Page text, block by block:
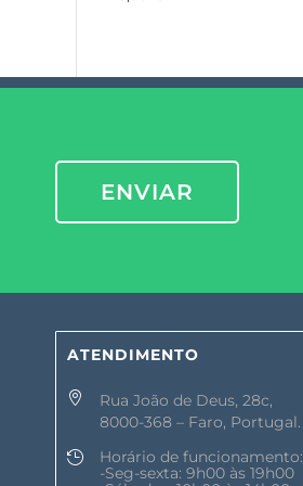
ENVIAR
ATENDIMENTO

Rua João de Deus, 28c,
8000-368 – Faro, Portugal.

Horário de funcionamento:
-Seg-sexta: 9h00 às 19h00